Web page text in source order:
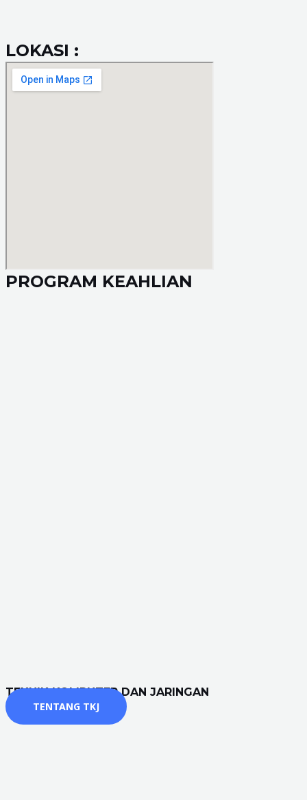
LOKASI :
PROGRAM KEAHLIAN
TEKNIK KOMPUTER DAN JARINGAN
TENTANG TKJ